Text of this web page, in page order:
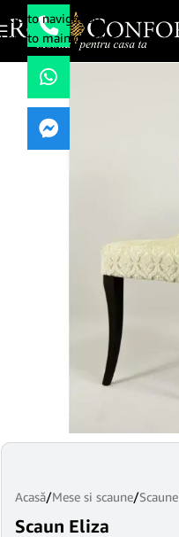
Skip to navigation
Skip to main content
Acasă/Mese si scaune/Scaune
Scaun Eliza